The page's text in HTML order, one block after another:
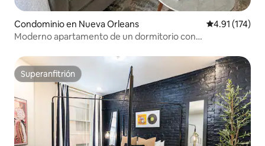
Condominio en Nueva Orleans Calificación
4.91 (174)
Moderno apartamento de un dormitorio con
Superanfitrión
Superanfitrión